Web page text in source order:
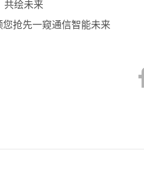
共绘未来
抢先一窥通信智能未来